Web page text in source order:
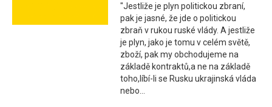
"Jestliže je plyn politickou zbraní,
pak je jasné, že jde o politickou
zbraň v rukou ruské vlády. A jestliže
je plyn, jako je tomu v celém světě,
zboží, pak my obchodujeme na
základě kontraktů,a ne na základě
toho,líbí-li se Rusku ukrajinská vláda
nebo...